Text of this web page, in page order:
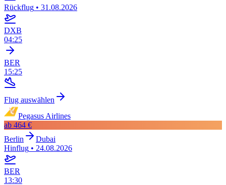
Rückflug • 31.08.2026
DXB
04:25
BER
15:25
Flug auswählen
Pegasus Airlines
ab 464 €
Berlin
Dubai
Hinflug • 24.08.2026
BER
13:30